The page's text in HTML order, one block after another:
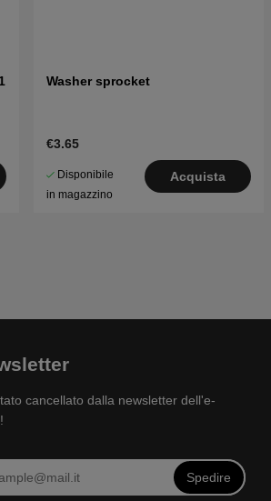
Washer sprocket
€3.65
Disponibile
in magazzino
Acquista
cancellato dalla newsletter dell'e-
Spedire